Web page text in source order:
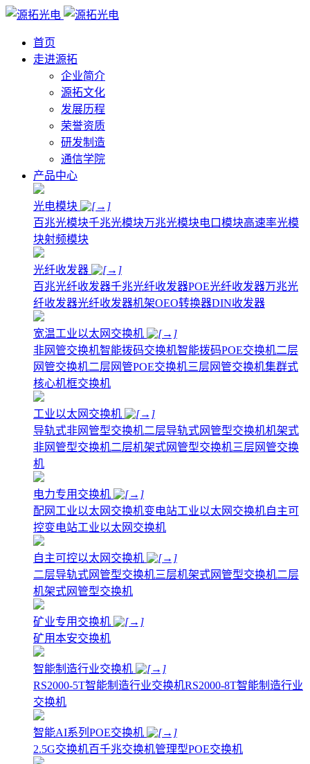
首页
走进源拓
企业简介
源拓文化
发展历程
荣誉资质
研发制造
通信学院
产品中心
光电模块
百兆光模块千兆光模块万兆光模块电口模块高速率光模
块射频模块
光纤收发器
百兆光纤收发器千兆光纤收发器POE光纤收发器万兆光
纤收发器光纤收发器机架OEO转换器DIN收发器
宽温工业以太网交换机
非网管交换机智能拨码交换机智能拨码POE交换机二层
网管交换机二层网管POE交换机三层网管交换机集群式
核心机框交换机
工业以太网交换机
导轨式非网管型交换机二层导轨式网管型交换机机架式
非网管型交换机二层机架式网管型交换机三层网管交换
机
电力专用交换机
配网工业以太网交换机变电站工业以太网交换机自主可
控变电站工业以太网交换机
自主可控以太网交换机
二层导轨式网管型交换机三层机架式网管型交换机二层
机架式网管型交换机
矿业专用交换机
矿用本安交换机
智能制造行业交换机
RS2000-5T智能制造行业交换机RS2000-8T智能制造行业
交换机
智能AI系列POE交换机
2.5G交换机百千兆交换机管理型POE交换机